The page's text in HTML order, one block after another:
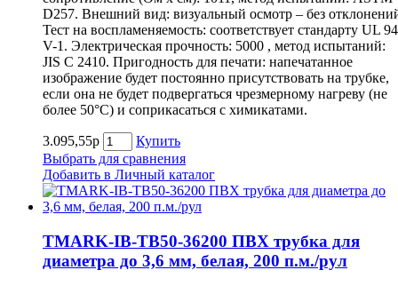
D257. Внешний вид: визуальный осмотр – без
Тест на воспламеняемость: соответствует стандарту UL 94
V-1. Электрическая прочность: 5000 , метод испытаний:
JIS C 2410. Пригодность для печати: напечатанное
изображение будет постоянно присутствовать на трубке,
если она не будет подвергаться чрезмерному нагреву (не
более 50°С) и соприкасаться с химикатами.
3.095,55р
Купить
Выбрать для сравнения
Добавить в Личный каталог
TMARK-IB-TB50-36200 ПВХ трубка для
диаметра до 3,6 мм, белая, 200 п.м./рул